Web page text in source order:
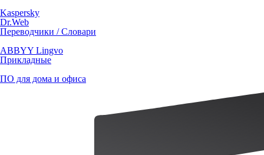
Kaspersky
Dr.Web
Переводчики / Словари
ABBYY Lingvo
Прикладные
ПО для дома и офиса